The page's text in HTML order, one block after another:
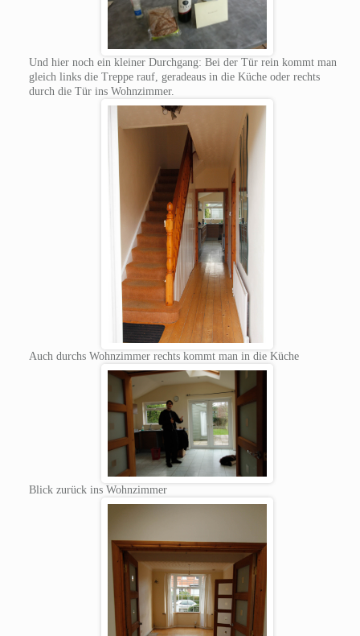
Und hier noch ein kleiner Durchgang: Bei der Tür rein kommt man
gleich links die Treppe rauf, geradeaus in die Küche oder rechts
durch die Tür ins Wohnzimmer.
Auch durchs Wohnzimmer rechts kommt man in die Küche
Blick zurück ins Wohnzimmer